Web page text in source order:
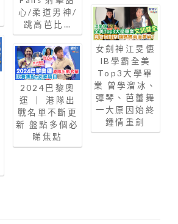
心/柔道男神/
跳高芭比…
2024巴黎奧
運 ｜ 港隊出
戰名單不斷更
新 盤點多個必
睇焦點
女劍神江旻憓
IB學霸全美
Top3大學畢
業 曾學溜冰、
彈琴、芭蕾舞
一大原因始終
鍾情重劍